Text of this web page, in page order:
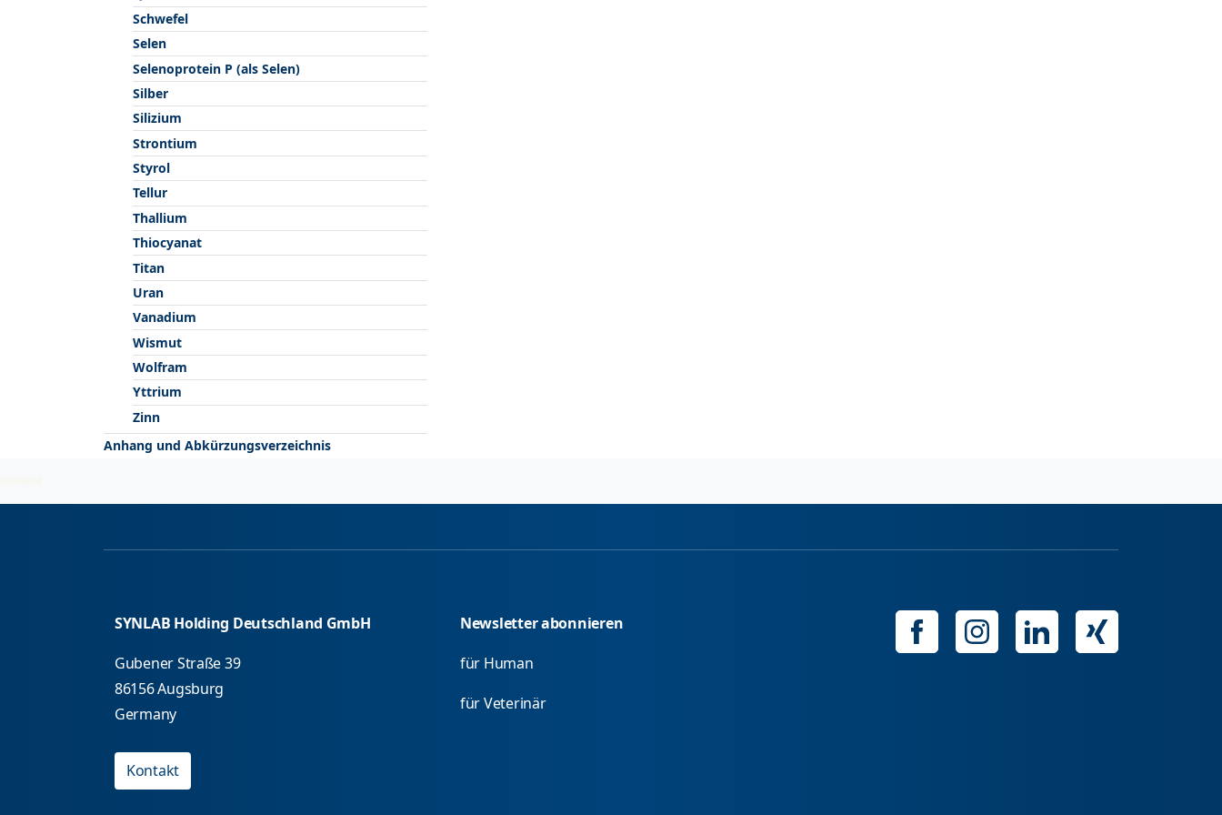
Schwefel
Selen
Selenoprotein P (als Selen)
Silber
Silizium
Strontium
Styrol
Tellur
Thallium
Thiocyanat
Titan
Uran
Vanadium
Wismut
Wolfram
Yttrium
Zinn
Anhang und Abkürzungsverzeichnis
2026-08-08
SYNLAB Holding Deutschland GmbH
Gubener Straße 39
86156 Augsburg
Germany
Kontakt
Newsletter abonnieren
für Human
für Veterinär